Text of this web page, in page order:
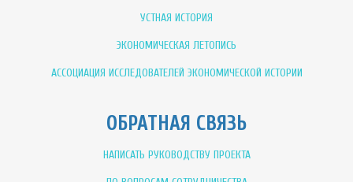
УСТНАЯ ИСТОРИЯ
ЭКОНОМИЧЕСКАЯ ЛЕТОПИСЬ
АССОЦИАЦИЯ ИССЛЕДОВАТЕЛЕЙ ЭКОНОМИЧЕСКОЙ ИСТОРИИ
ОБРАТНАЯ СВЯЗЬ
НАПИСАТЬ РУКОВОДСТВУ ПРОЕКТА